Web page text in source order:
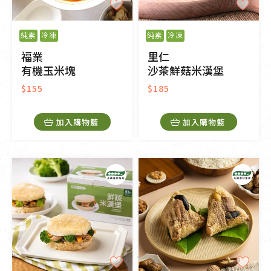
純素 冷凍
福業
有機玉米塊
$155
加入購物籃
純素 冷凍
里仁
沙茶鮮菇米漢堡
$185
加入購物籃